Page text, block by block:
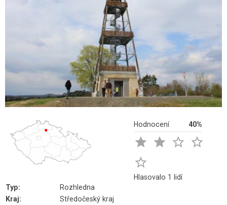
Hodnocení 40%
   

Hlasovalo 1 lidí
Typ:
Rozhledna
Kraj:
Středočeský kraj